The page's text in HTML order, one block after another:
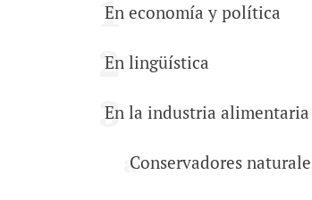
En economía y política
En lingüística
En la industria alimentaria
Conservadores